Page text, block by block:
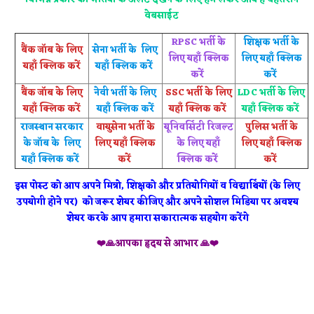
वेबसाईट
बैंक जॉब के लिए
यहाँ क्लिक करें
सेना भर्ती के लिए
यहाँ क्लिक करें
RPSC भर्ती के
लिए यहाँ क्लिक
करें
शिक्षक भर्ती के
लिए यहाँ क्लिक
करें
बैंक जॉब के लिए
यहाँ क्लिक करें
नेवी भर्ती के लिए
यहाँ क्लिक करें
SSC भर्ती के लिए
यहाँ क्लिक करें
LDC भर्ती के लिए
यहाँ क्लिक करें
राजस्थान सरकार
के जॉब के लिए
यहाँ क्लिक करें
वायुसेना भर्ती के
लिए यहाँ क्लिक
करें
यूनिवर्सिटी रिजल्ट
के लिए यहाँ
क्लिक करें
पुलिस भर्ती के
लिए यहाँ क्लिक
करें
इस पोस्ट को आप अपने मित्रो, शिक्षको और प्रतियोगियों व विद्यार्थियों (के लिए
उपयोगी होने पर) को जरूर शेयर कीजिए और अपने सोशल मिडिया पर अवश्य
शेयर करके आप हमारा सकारात्मक सहयोग करेंगे
❤️🙏आपका हृदय से आभार 🙏❤️